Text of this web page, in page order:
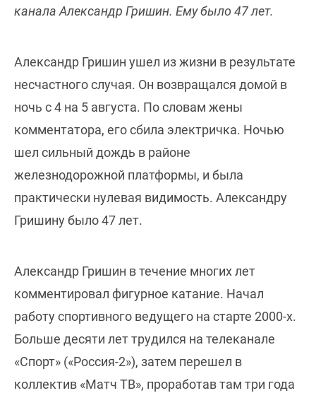
канала Александр Гришин. Ему было 47 лет.
Александр Гришин ушел из жизни в результате
несчастного случая. Он возвращался домой в
ночь с 4 на 5 августа. По словам жены
комментатора, его сбила электричка. Ночью
шел сильный дождь в районе
железнодорожной платформы, и была
практически нулевая видимость. Александру
Гришину было 47 лет.
Александр Гришин в течение многих лет
комментировал фигурное катание. Начал
работу спортивного ведущего на старте 2000-х.
Больше десяти лет трудился на телеканале
«Спорт» («Россия-2»), затем перешел в
коллектив «Матч ТВ», проработав там три года